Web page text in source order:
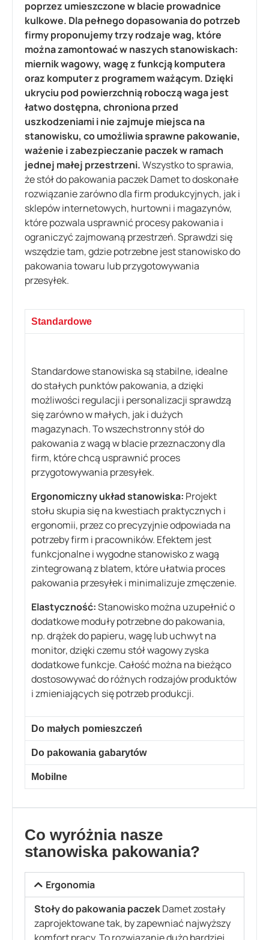
poprzez umieszczone w blacie prowadnice
kulkowe. Dla pełnego dopasowania do potrzeb
firmy proponujemy trzy rodzaje wag, które
można zamontować w naszych stanowiskach:
miernik wagowy, wagę z funkcją komputera
oraz komputer z programem ważącym. Dzięki
ukryciu pod powierzchnią roboczą waga jest
łatwo dostępna, chroniona przed
uszkodzeniami i nie zajmuje miejsca na
stanowisku, co umożliwia sprawne pakowanie,
ważenie i zabezpieczanie paczek w ramach
jednej małej przestrzeni.Wszystko to sprawia,
że stół do pakowania paczek Damet to doskonałe
rozwiązanie zarówno dla firm produkcyjnych, jak i
sklepów internetowych, hurtowni i magazynów,
które pozwala usprawnić procesy pakowania i
ograniczyć zajmowaną przestrzeń. Sprawdzi się
wszędzie tam, gdzie potrzebne jest stanowisko do
pakowania towaru lub przygotowywania
przesyłek.
Standardowe
Standardowe stanowiska są stabilne, idealne
do stałych punktów pakowania, a dzięki
możliwości regulacji i personalizacji sprawdzą
się zarówno w małych, jak i dużych
magazynach. To wszechstronny stół do
pakowania z wagą w blacie przeznaczony dla
firm, które chcą usprawnić proces
przygotowywania przesyłek.
Ergonomiczny układ stanowiska: Projekt
stołu skupia się na kwestiach praktycznych i
ergonomii, przez co precyzyjnie odpowiada na
potrzeby firm i pracowników. Efektem jest
funkcjonalne i wygodne stanowisko z wagą
zintegrowaną z blatem, które ułatwia proces
pakowania przesyłek i minimalizuje zmęczenie.
Elastyczność:Stanowisko można uzupełnić o
dodatkowe moduły potrzebne do pakowania,
np. drążek do papieru, wagę lub uchwyt na
monitor, dzięki czemu stół wagowy zyska
dodatkowe funkcje. Całość można na bieżąco
dostosowywać do różnych rodzajów produktów
i zmieniających się potrzeb produkcji.
Do małych pomieszczeń
Do pakowania gabarytów
Mobilne
Co wyróżnia nasze
stanowiska pakowania?
Ergonomia
Stoły do pakowania paczekDamet zostały
zaprojektowane tak, by zapewniać najwyższy